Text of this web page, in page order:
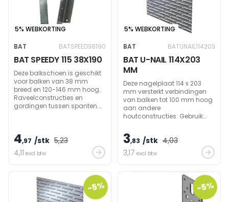
5% WEBKORTING
BAT
BATSPEED38190
BAT SPEEDY 115 38X190
Deze balkschoen is geschikt
voor balken van 38 mm
breed en 120-146 mm hoog.
Raveelconstructies en
gordingen tussen spanten.
4,97 /stk 5,23
4,11 excl btw
5% WEBKORTING
BAT
BATUNAIL114203
BAT U-NAIL 114X203
MM
Deze nagelplaat 114 x 203
mm versterkt verbindingen
van balken tot 100 mm hoog
aan andere
houtconstructies. Gebruik
3,83 /stk 4,03
3,17 excl btw
-5% -5%